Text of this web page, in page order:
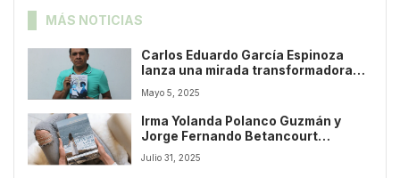
MÁS NOTICIAS
Carlos Eduardo García Espinoza
lanza una mirada transformadora
sobre la salud mental a través de su
primer libro
Mayo 5, 2025
Irma Yolanda Polanco Guzmán y
Jorge Fernando Betancourt
publican una obra transformadora
sobre salud emocional y espiritual
Julio 31, 2025